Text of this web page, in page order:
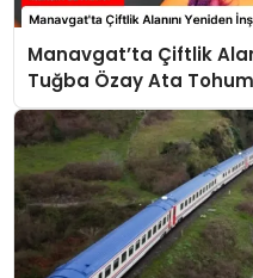
Manavgat’ta Çiftlik
Tuğba Özay Ata
Hazırlanıyor